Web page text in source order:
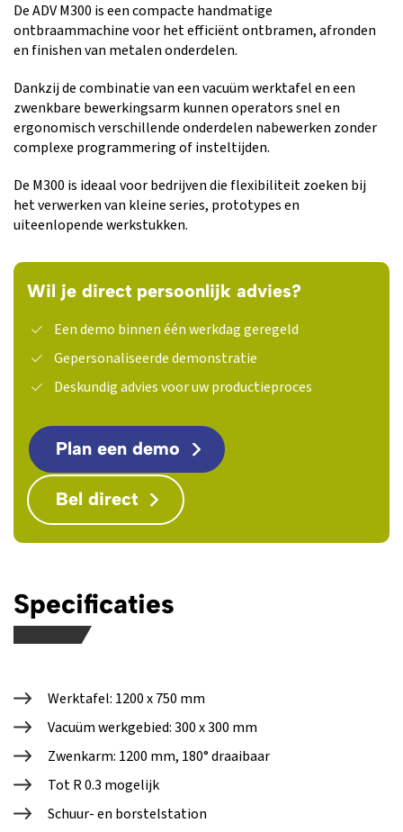
De ADV M300 is een compacte handmatige
ontbraammachine voor het efficiënt ontbramen, afronden
en finishen van metalen onderdelen.
Dankzij de combinatie van een vacuüm werktafel en een
zwenkbare bewerkingsarm kunnen operators snel en
ergonomisch verschillende onderdelen nabewerken zonder
complexe programmering of insteltijden.
De M300 is ideaal voor bedrijven die flexibiliteit zoeken bij
het verwerken van kleine series, prototypes en
uiteenlopende werkstukken.
Wil je direct persoonlijk advies?
Een demo binnen één werkdag geregeld
Gepersonaliseerde demonstratie
Deskundig advies voor uw productieproces
Plan een demo
Bel direct
Specificaties
Werktafel: 1200 x 750 mm
Vacuüm werkgebied: 300 x 300 mm
Zwenkarm: 1200 mm, 180° draaibaar
Tot R 0.3 mogelijk
Schuur- en borstelstation